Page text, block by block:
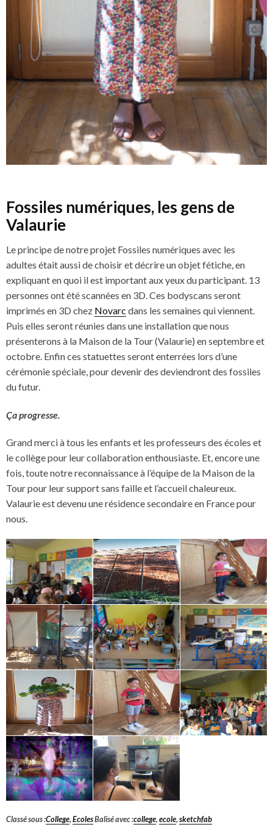
Fossiles numériques, les gens de
Valaurie
Le principe de notre projet Fossiles numériques avec les
adultes était aussi de choisir et décrire un objet fétiche, en
expliquant en quoi il est important aux yeux du participant. 13
personnes ont été scannées en 3D. Ces bodyscans seront
imprimés en 3D chez Novarc dans les semaines qui viennent.
Puis elles seront réunies dans une installation que nous
présenterons à la Maison de la Tour (Valaurie) en septembre et
octobre. Enfin ces statuettes seront enterrées lors d’une
cérémonie spéciale, pour devenir des deviendront des fossiles
du futur.
Ça progresse.
Grand merci à tous les enfants et les professeurs des écoles et
le collège pour leur collaboration enthousiaste. Et, encore une
fois, toute notre reconnaissance à l’équipe de la Maison de la
Tour pour leur support sans faille et l’accueil chaleureux.
Valaurie est devenu une résidence secondaire en France pour
nous.
Classé sous :College,EcolesBalisé avec :college,ecole,sketchfab